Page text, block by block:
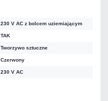
230 V AC z bolcem uziemiającym
TAK
Tworzywo sztuczne
Czerwony
230 V AC